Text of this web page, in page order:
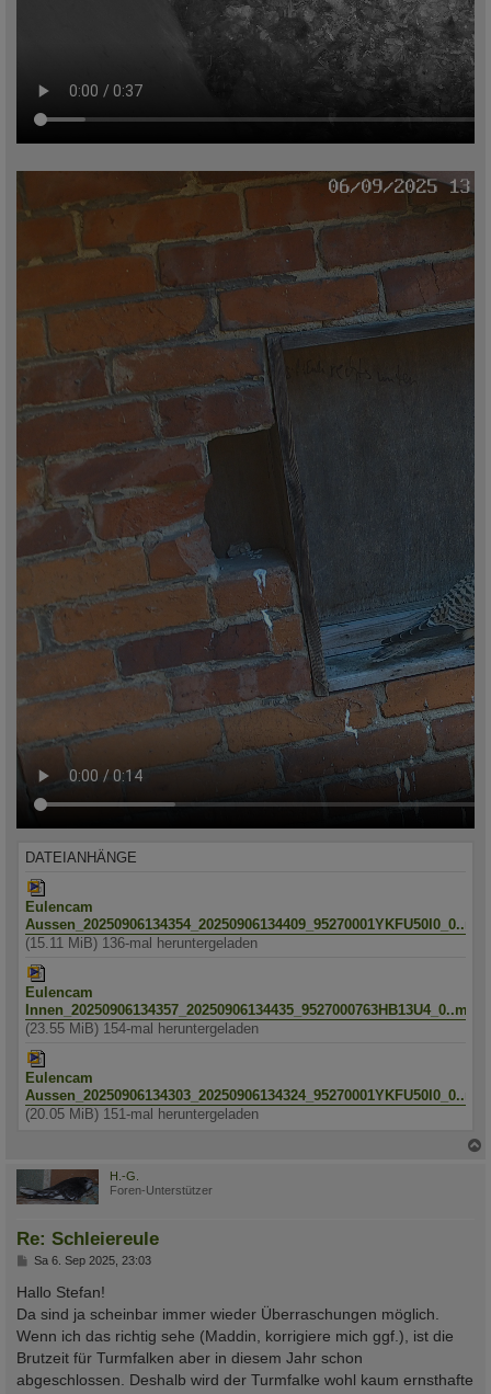
DATEIANHÄNGE
Eulencam
(15.11 MiB) 136-mal heruntergeladen
Eulencam
Innen_20250906134357_20250906134435_9527000763HB13U4_0..mp4
(23.55 MiB) 154-mal heruntergeladen
Eulencam
(20.05 MiB) 151-mal heruntergeladen
H.-G.
Foren-Unterstützer
Re: Schleiereule
B
i
r
a
g
Sa 6. Sep 2025, 23:03
Hallo Stefan!
Da sind ja scheinbar immer wieder Überraschungen möglich.
Wenn ich das richtig sehe (Maddin, korrigiere mich ggf.), ist die
Brutzeit für Turmfalken aber in diesem Jahr schon
abgeschlossen. Deshalb wird der Turmfalke wohl kaum ernsthafte